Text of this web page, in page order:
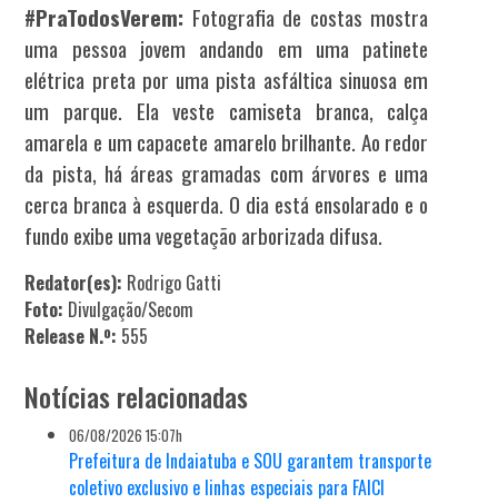
#PraTodosVerem: Fotografia de costas mostra
uma pessoa jovem andando em uma patinete
elétrica preta por uma pista asfáltica sinuosa em
um parque. Ela veste camiseta branca, calça
amarela e um capacete amarelo brilhante. Ao redor
da pista, há áreas gramadas com árvores e uma
cerca branca à esquerda. O dia está ensolarado e o
fundo exibe uma vegetação arborizada difusa.
Redator(es): Rodrigo Gatti
Foto: Divulgação/Secom
Release N.º: 555
Notícias relacionadas
06/08/2026 15:07h
Prefeitura de Indaiatuba e SOU garantem transporte
coletivo exclusivo e linhas especiais para FAICI